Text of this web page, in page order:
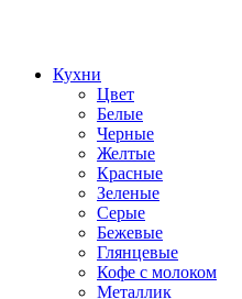
Кухни
Цвет
Белые
Черные
Желтые
Красные
Зеленые
Серые
Бежевые
Глянцевые
Кофе с молоком
Металлик